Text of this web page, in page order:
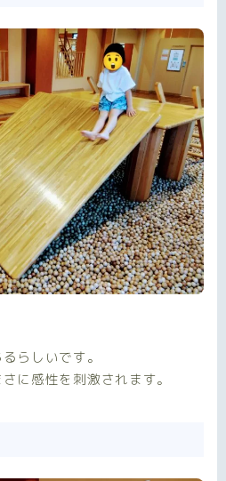
らしいです。
に感性を刺激されます。